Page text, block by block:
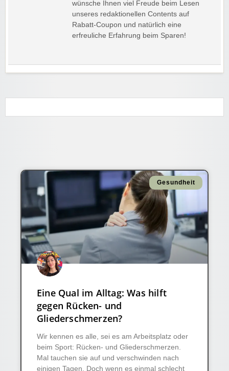
wünsche Ihnen viel Freude beim Lesen
unseres redaktionellen Contents auf
Rabatt-Coupon und natürlich eine
erfreuliche Erfahrung beim Sparen!
Gesundheit
Eine Qual im Alltag: Was hilft
gegen Rücken- und
Gliederschmerzen?
Wir kennen es alle, sei es am Arbeitsplatz oder
beim Sport: Rücken- und Gliederschmerzen.
Mal tauchen sie auf und verschwinden nach
einigen Tagen. Doch wenn es einmal schlecht